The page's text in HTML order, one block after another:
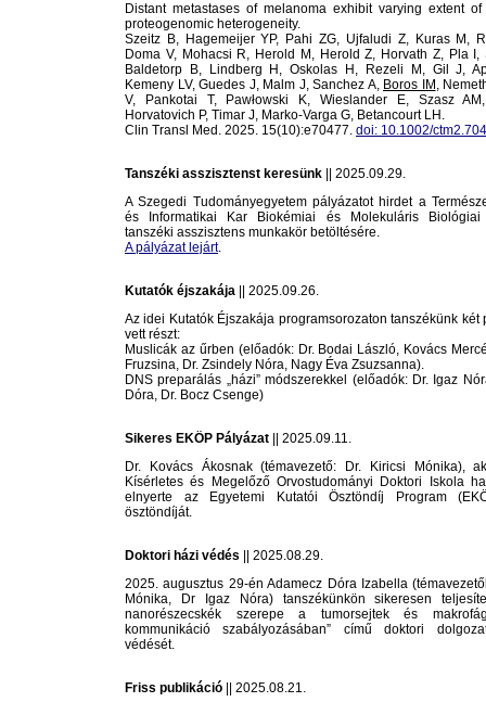
Distant metastases of melanoma exhibit varying extent of
proteogenomic heterogeneity.
Szeitz B, Hagemeijer YP, Pahi ZG, Ujfaludi Z, Kuras M,
Doma V, Mohacsi R, Herold M, Herold Z, Horvath Z, Pla I,
Baldetorp B, Lindberg H, Oskolas H, Rezeli M, Gil J,
Kemeny LV, Guedes J, Malm J, Sanchez A, Boros IM ,
V, Pankotai T, Pawłowski K, Wieslander E, Szasz
Horvatovich P, Timar J, Marko-Varga G, Betancourt LH.
Clin Transl Med. 2025. 15(10):e70477. doi: 10.1002/
Tanszéki asszisztenst keresünk || 2025.09.29.
A Szegedi Tudományegyetem pályázatot hirdet a
és Informatikai Kar Biokémiai és Molekuláris Biológiai
tanszéki asszisztens munkakör betöltésére.
A pályázat lejárt.
Kutatók éjszakája || 2025.09.26.
Az idei Kutatók Éjszakája programsorozaton tanszékünk két
vett részt:
Muslicák az űrben (előadók: Dr. Bodai László, Kovács
Fruzsina, Dr. Zsindely Nóra, Nagy Éva Zsuzsanna).
DNS preparálás „házi” módszerekkel (előadók: Dr. Igaz
Dóra, Dr. Bocz Csenge)
Sikeres EKÖP Pályázat || 2025.09.11.
Dr. Kovács Ákosnak (témavezető: Dr. Kiricsi Mónika),
Kísérletes és Megelőző Orvostudományi Doktori Iskola
elnyerte az Egyetemi Kutatói Ösztöndíj Program
ösztöndíját.
Doktori házi védés || 2025.08.29.
2025. augusztus 29-én Adamecz Dóra Izabella
Mónika, Dr Igaz Nóra) tanszékünkön sikeresen
nanorészecskék szerepe a tumorsejtek és
kommunikáció szabályozásában” című doktori
védését.
Friss publikáció || 2025.08.21.